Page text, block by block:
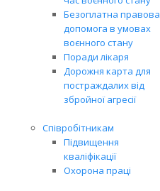
Безоплатна правова
допомога в умовах
воєнного стану
Поради лікаря
Дорожня карта для
постраждалих від
збройної агресії
Співробітникам
Підвищення
кваліфікації
Охорона праці